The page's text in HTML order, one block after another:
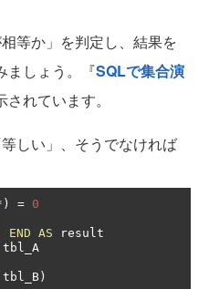
等か」を判定し、結果を
ましょう。『SQLで集合演
れています。
しい」、そうでなければ
= 0
END AS result
tbl_A
tbl_B
)